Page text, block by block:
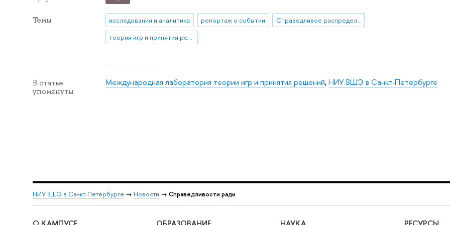
Темы исследования и аналитика репортаж о событии
Справедливое распределение
теория игр и принятия решений
В статье
упомянуты
Международная лаборатория теории игр и принятия решений,НИУ ВШЭ в Санкт-Петербурге
НИУ ВШЭ в Санкт-Петербурге → Новости → Справедливости ради